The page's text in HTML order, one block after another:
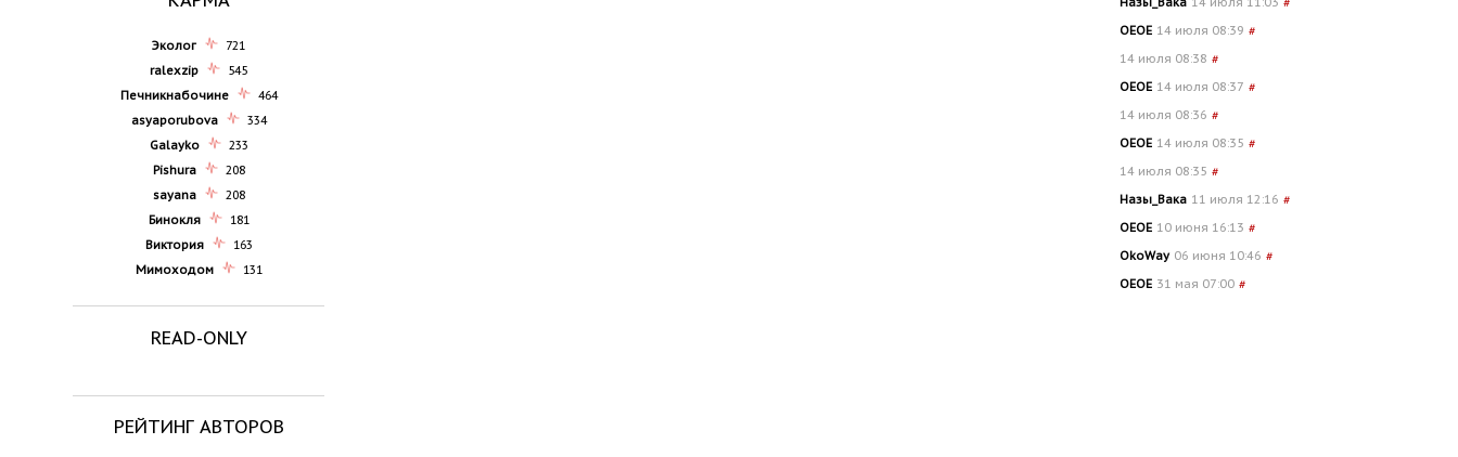
Эколог
721
ralexzip
545
Печникнабочине
464
asyaporubova
334
Galayko
233
Pishura
208
sayana
208
Бинокля
181
Виктория
163
Мимоходом
131
READ-ONLY
РЕЙТИНГ АВТОРОВ
OEOE 14 июля 08:39 #
14 июля 08:38 #
OEOE 14 июля 08:37 #
14 июля 08:36 #
OEOE 14 июля 08:35 #
14 июля 08:35 #
Назы_Вака 11 июля 12:16 #
OEOE 10 июня 16:13 #
OkoWay 06 июня 10:46 #
OEOE 31 мая 07:00 #